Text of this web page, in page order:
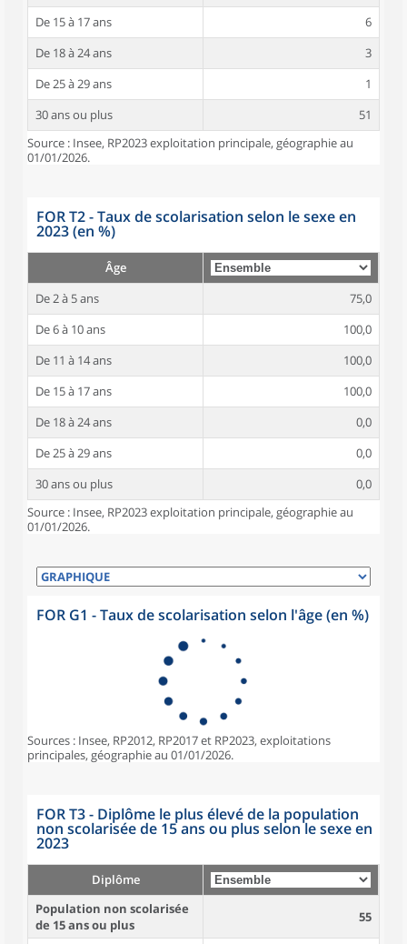
De 15 à 17 ans
6
De 18 à 24 ans
3
De 25 à 29 ans
1
30 ans ou plus
51
Source : Insee, RP2023 exploitation principale, géographie au
01/01/2026.
FOR T2 - Taux de scolarisation selon le sexe en
2023 (en %)
Âge
De 2 à 5 ans
75,0
De 6 à 10 ans
100,0
De 11 à 14 ans
100,0
De 15 à 17 ans
100,0
De 18 à 24 ans
0,0
De 25 à 29 ans
0,0
30 ans ou plus
0,0
Source : Insee, RP2023 exploitation principale, géographie au
01/01/2026.
FOR G1 - Taux de scolarisation selon l'âge (en %)
Sources : Insee, RP2012, RP2017 et RP2023, exploitations
principales, géographie au 01/01/2026.
FOR T3 - Diplôme le plus élevé de la population
non scolarisée de 15 ans ou plus selon le sexe en
2023
Diplôme
Population non scolarisée
de 15 ans ou plus
55